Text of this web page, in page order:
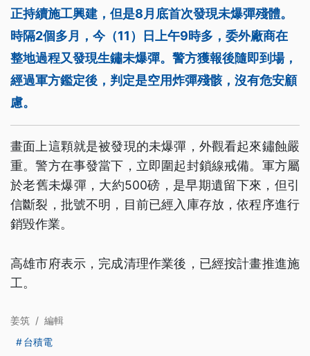
正持續施工興建，但是8月底首次發現未爆彈殘體。
時隔2個多月，今（11）日上午9時多，委外廠商在
整地過程又發現生鏽未爆彈。警方獲報後隨即到場，
經過軍方鑑定後，判定是空用炸彈殘骸，沒有危安顧
慮。
畫面上這顆就是被發現的未爆彈，外觀看起來鏽蝕嚴
重。警方在事發當下，立即圍起封鎖線戒備。軍方屬
於老舊未爆彈，大約500磅，是早期遺留下來，但引
信斷裂，批號不明，目前已經入庫存放，依程序進行
銷毀作業。
高雄市府表示，完成清理作業後，已經按計畫推進施
工。
姜筑 / 編輯
台積電